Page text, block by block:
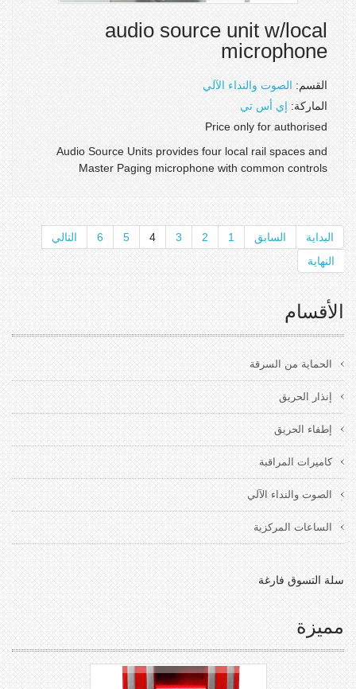
audio source unit w/local
microphone
القسم: الصوت والنداء الآلي
الماركة: إي أس تي
Price only for authorised
Audio Source Units provides four local rail spaces and
Master Paging microphone with common controls
البداية السابق 1
2
3
4
5
6
التالي
النهاية
الأقسام
الحماية من السرقة
إنذار الحريق
إطفاء الحريق
كاميرات المراقبة
الصوت والنداء الآلي
الساعات المركزية
سلة التسوق فارغة
مميزة